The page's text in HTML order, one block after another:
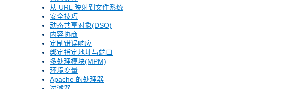
从 URL 映射到文件系统
安全技巧
动态共享对象(DSO)
内容协商
定制错误响应
绑定指定地址与端口
多处理模块(MPM)
环境变量
Apache 的处理器